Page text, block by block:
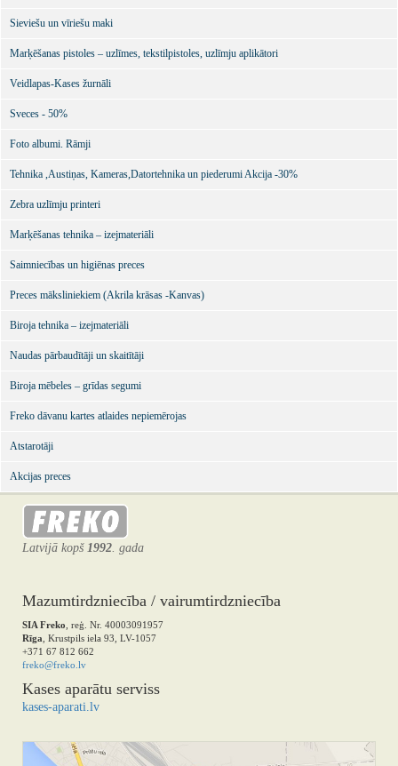
Sieviešu un vīriešu maki
Marķēšanas pistoles – uzlīmes, tekstilpistoles, uzlīmju aplikātori
Veidlapas-Kases žurnāli
Sveces - 50%
Foto albumi. Rāmji
Tehnika ,Austiņas, Kameras,Datortehnika un piederumi Akcija -30%
Zebra uzlīmju printeri
Marķēšanas tehnika – izejmateriāli
Saimniecības un higiēnas preces
Preces māksliniekiem (Akrila krāsas -Kanvas)
Biroja tehnika – izejmateriāli
Naudas pārbaudītāji un skaitītāji
Biroja mēbeles – grīdas segumi
Freko dāvanu kartes atlaides nepiemērojas
Atstarotāji
Akcijas preces
Latvijā kopš 1992. gada
Mazumtirdzniecība / vairumtirdzniecība
SIA Freko , reģ. Nr. 40003091957
Rīga , Krustpils iela 93, LV-1057
+371 67 812 662
freko@freko.lv
Kases aparātu serviss
kases-aparati.lv